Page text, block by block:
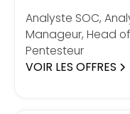
Analyste SOC,
Manageur, Head of
Pentesteur
VOIR LES OFFRES